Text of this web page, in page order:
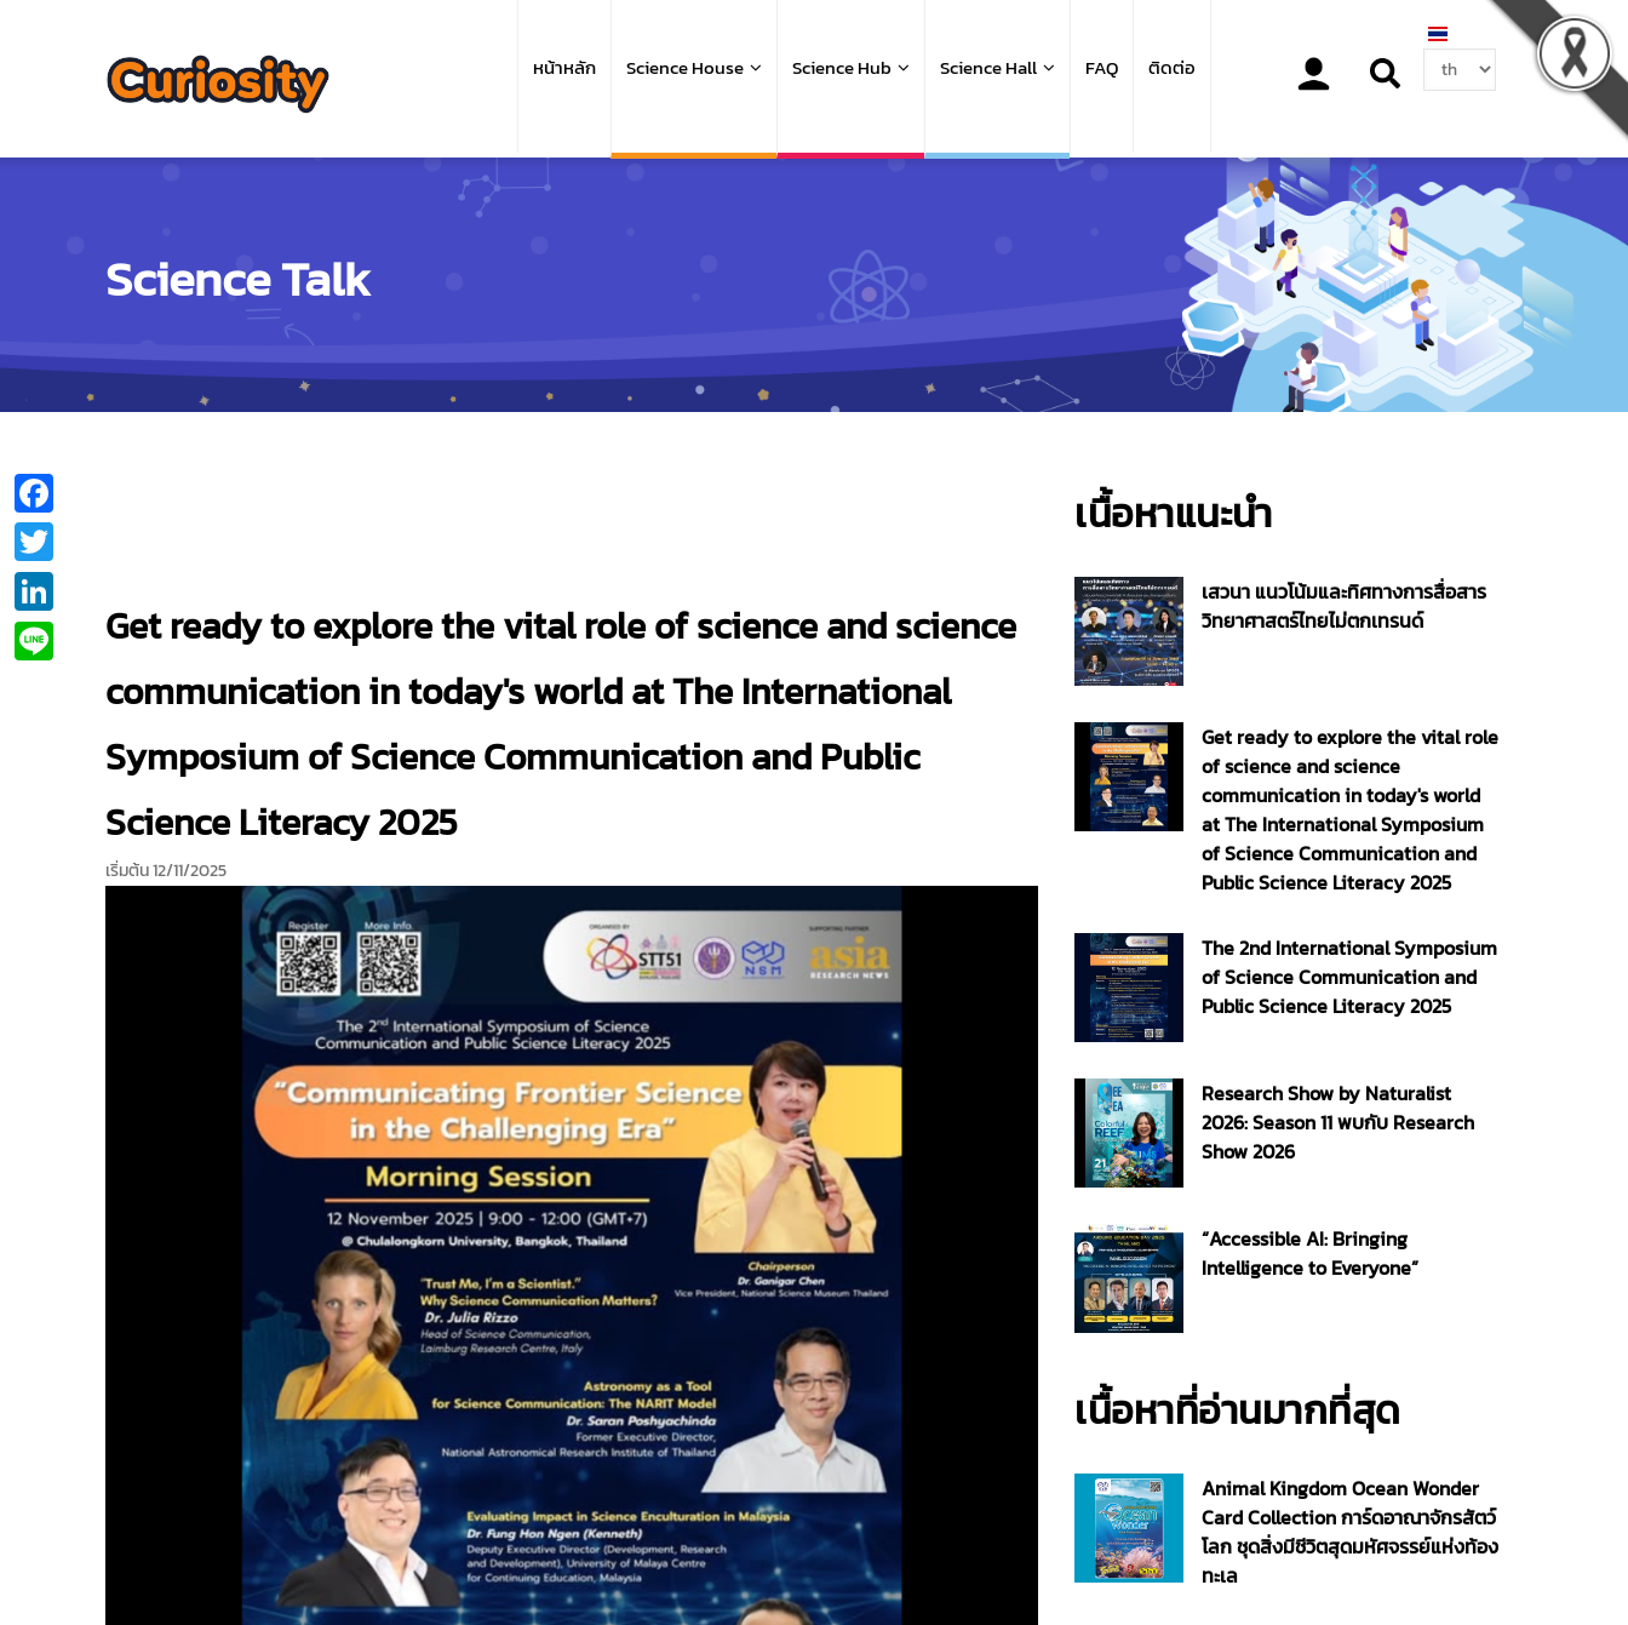
navigation
หน้าหลัก Science House Science Hub Science Hall FAQ ติดต่อ
Select
your
Science Talk
Get ready to explore the vital role of science and science
communication in today's world at The International
Symposium of Science Communication and Public
Science Literacy 2025
เริ่มต้น 12/11/2025
เนื้อหาแนะนำ
เสวนา แนวโน้มและทิศทางการสื่อสาร
วิทยาศาสตร์ไทยไม่ตกเทรนด์
Get ready to explore the vital role
of science and science
communication in today's world
at The International Symposium
of Science Communication and
Public Science Literacy 2025
The 2nd International Symposium
of Science Communication and
Public Science Literacy 2025
Research Show by Naturalist
2026: Season 11 พบกับ Research
Show 2026
“Accessible AI: Bringing
Intelligence to Everyone”
เนื้อหาที่อ่านมากที่สุด
Animal Kingdom Ocean Wonder
Card Collection การ์ดอาณาจักรสัตว์
โลก ชุดสิ่งมีชีวิตสุดมหัศจรรย์แห่งท้อง
ทะเล